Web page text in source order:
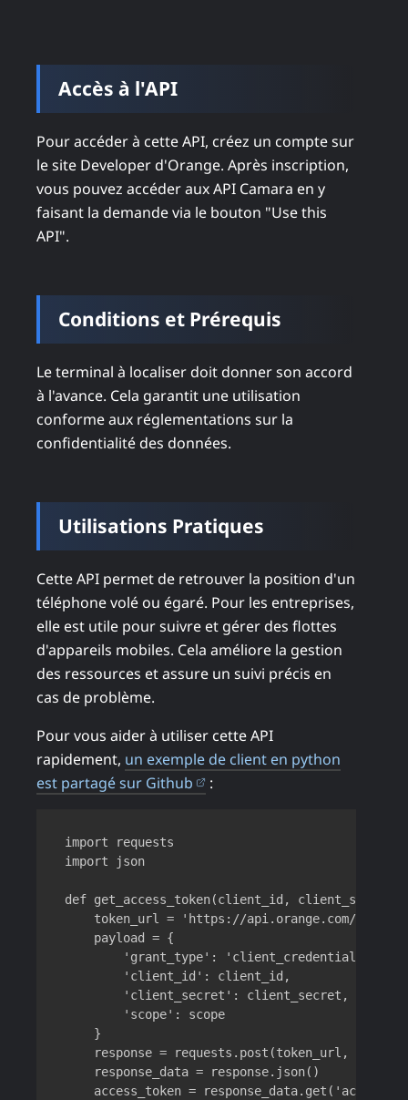
Accès à l'API
Pour accéder à cette API, créez un compte sur
le site Developer d'Orange. Après inscription,
vous pouvez accéder aux API Camara en y
faisant la demande via le bouton "Use this
API".
Conditions et Prérequis
Le terminal à localiser doit donner son accord
à l'avance. Cela garantit une utilisation
conforme aux réglementations sur la
confidentialité des données.
Utilisations Pratiques
Cette API permet de retrouver la position d'un
téléphone volé ou égaré. Pour les entreprises,
elle est utile pour suivre et gérer des flottes
d'appareils mobiles. Cela améliore la gestion
des ressources et assure un suivi précis en
cas de problème.
Pour vous aider à utiliser cette API
rapidement, un exemple de client en python
est partagé sur Github
(ouvre dans un nouvel
:
import requests
import json
def get_access_token(client_id, client_secret,
token_url = 'https://api.orange.com/oauth/
    payload = {
        'grant_type': 'client_credentials',
        'client_id': client_id,
        'client_secret': client_secret,
        'scope': scope
    }
response = requests.post(token_url,
    response_data = response.json()
access_token =